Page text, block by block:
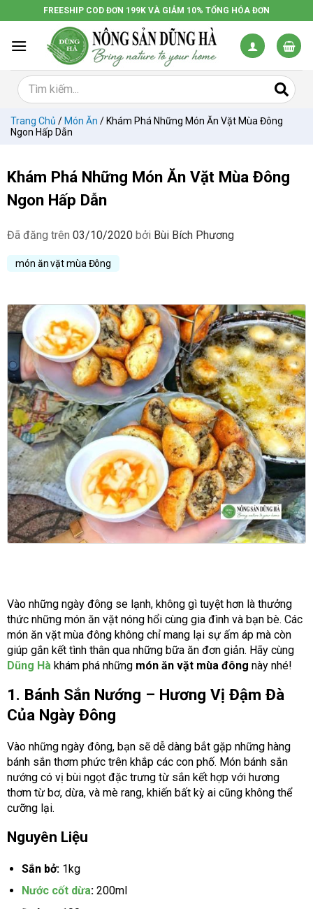
đến
dung
FREESHIP COD ĐƠN 199K VÀ GIẢM 10% TỔNG HÓA ĐƠN
Trang Chủ / Món Ăn / Khám Phá Những Món Ăn Vặt Mùa Đông
Ngon Hấp Dẫn
Khám Phá Những Món Ăn Vặt Mùa Đông
Ngon Hấp Dẫn
Đã đăng trên 03/10/2020 bởi Bùi Bích Phương
món ăn vặt mùa Đông
Vào những ngày đông se lạnh, không gì tuyệt hơn là thưởng
thức những món ăn vặt nóng hổi cùng gia đình và bạn bè. Các
món ăn vặt mùa đông không chỉ mang lại sự ấm áp mà còn
giúp gắn kết tình thân qua những bữa ăn đơn giản. Hãy cùng
Dũng Hà khám phá những món ăn vặt mùa đông này nhé!
1. Bánh Sắn Nướng – Hương Vị Đậm Đà
Của Ngày Đông
Vào những ngày đông, bạn sẽ dễ dàng bắt gặp những hàng
bánh sắn thơm phức trên khắp các con phố. Món bánh sắn
nướng có vị bùi ngọt đặc trưng từ sắn kết hợp với hương
thơm từ bơ, dừa, và mè rang, khiến bất kỳ ai cũng không thể
cưỡng lại.
Nguyên Liệu
Sắn bở:1kg
Nước cốt dừa:200ml